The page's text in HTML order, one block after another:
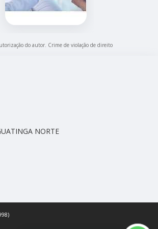
do autor. Crime de violação de direito
NORTE